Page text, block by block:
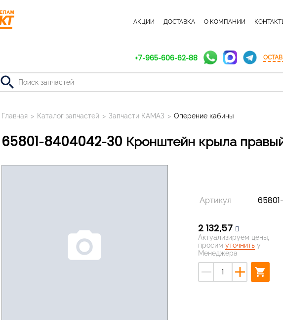
АКЦИИ ДОСТАВКА О КОМПАНИИ
+7-965-606-62-88
search
Главная > Каталог запчастей > Запчасти КАМАЗ > Оперение кабины
65801-8404042-30 Кронштейн крыла
photo_camera
Артикул
2 132,57
Актуализируем цены,
просим уточнитьу
Менеджера
remove add shopping_cart